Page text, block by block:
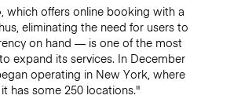
which offers online booking with a
eliminating the need for users to
on hand — is one of the most
expand its services. In December
operating in New York, where
has some 250 locations."